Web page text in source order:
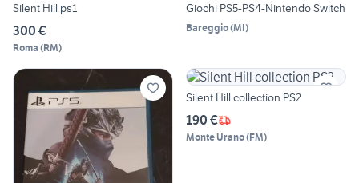
Silent Hill ps1
300 €
Roma (RM)
Giochi PS5-PS4-Nintendo Switch
Bareggio(MI)
Silent Hill collection PS2
190 €
Monte Urano(FM)